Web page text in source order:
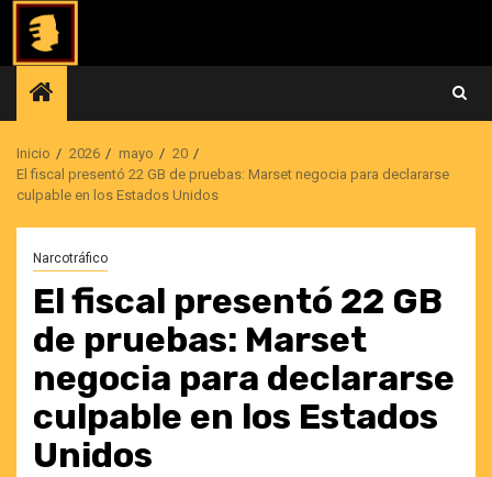
Saltar
contenido
Inicio 2026 mayo
20
El fiscal presentó 22 GB de pruebas: Marset negocia para declararse
culpable en los Estados Unidos
Narcotráfico
El fiscal presentó 22 GB
de pruebas: Marset
negocia para declararse
culpable en los Estados
Unidos